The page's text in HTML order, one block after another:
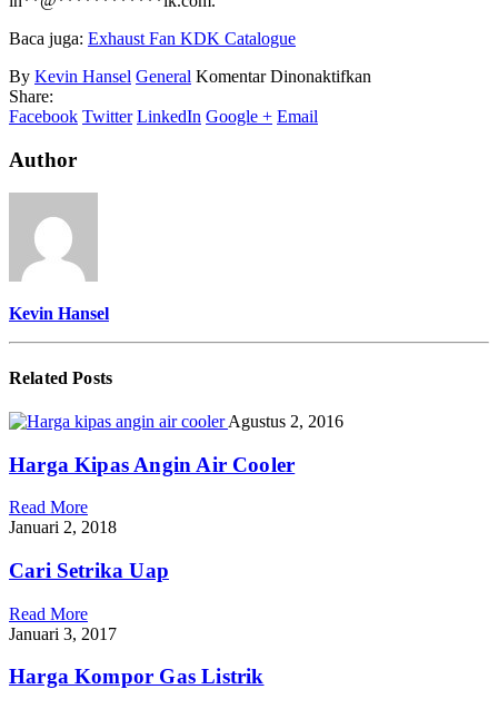
Baca juga: Exhaust Fan KDK Catalogue
By Kevin Hansel General Komentar Dinonaktifkan
Share:
Facebook Twitter LinkedIn Google + Email
Author
Kevin Hansel
RelatedPosts
Agustus 2, 2016
Harga Kipas Angin Air Cooler
Read More
Januari 2, 2018
Cari Setrika Uap
Read More
Januari 3, 2017
Harga Kompor Gas Listrik